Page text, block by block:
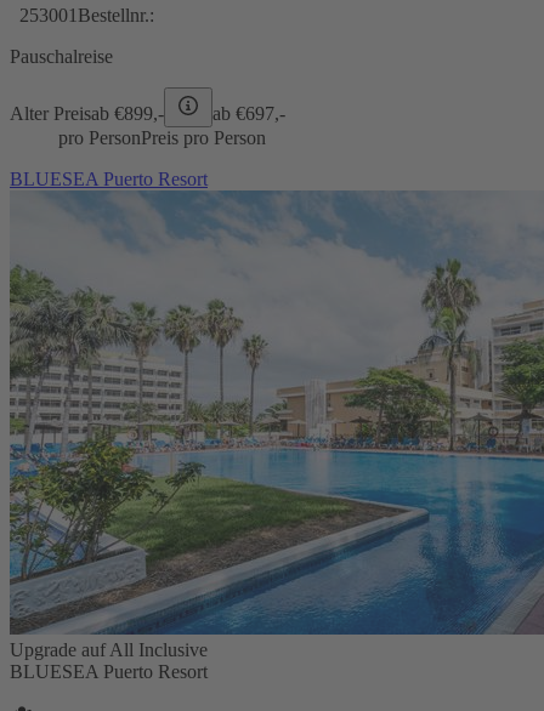
253001 Bestellnr.:
Pauschalreise
Alter Preisab €899,- ab €697,-
pro PersonPreis pro Person
BLUESEA Puerto Resort
Upgrade auf All Inclusive
BLUESEA Puerto Resort